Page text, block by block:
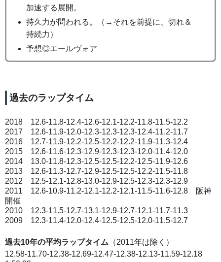
加速する展開。
持久力が問われる。（→それを前提に、切れ＆
持続力）
予想◎エールヴォア
過去のラップタイム
2018 12.6-11.8-12.4-12.6-12.1-12.2-11.8-11.5-12.2
2017 12.6-11.9-12.0-12.3-12.3-12.3-12.4-11.2-11.7
2016 12.7-11.9-12.2-12.5-12.2-12.2-11.9-11.3-12.4
2015 12.6-11.6-12.3-12.9-12.3-12.3-12.0-11.4-12.0
2014 13.0-11.8-12.3-12.5-12.5-12.2-12.5-11.9-12.6
2013 12.6-11.3-12.7-12.9-12.5-12.5-12.2-11.5-11.8
2012 12.5-12.1-12.8-13.0-12.9-12.5-12.3-12.3-12.9
2011 12.6-10.9-11.2-12.1-12.2-12.1-11.5-11.6-12.8 阪神
開催
2010 12.3-11.5-12.7-13.1-12.9-12.7-12.1-11.7-11.3
2009 12.3-11.4-12.0-12.4-12.5-12.5-12.0-11.5-12.7
過去10年の平均ラップタイム （2011年は除く）
12.58-11.70-12.38-12.69-12.47-12.38-12.13-11.59-12.18